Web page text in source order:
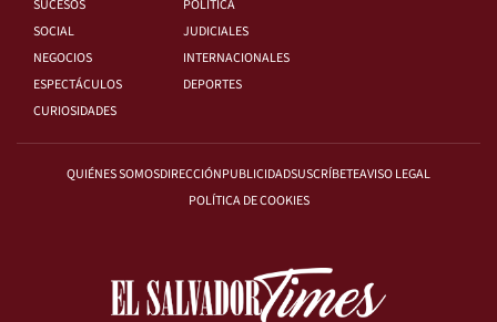
SUCESOS
POLÍTICA
SOCIAL
JUDICIALES
NEGOCIOS
INTERNACIONALES
ESPECTÁCULOS
DEPORTES
CURIOSIDADES
QUIÉNES SOMOSDIRECCIÓNPUBLICIDADSUSCRÍBETEAVISO LEGAL
POLÍTICA DE COOKIES